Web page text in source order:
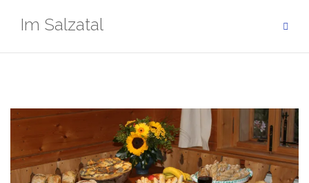
InhaltIm Salzatal